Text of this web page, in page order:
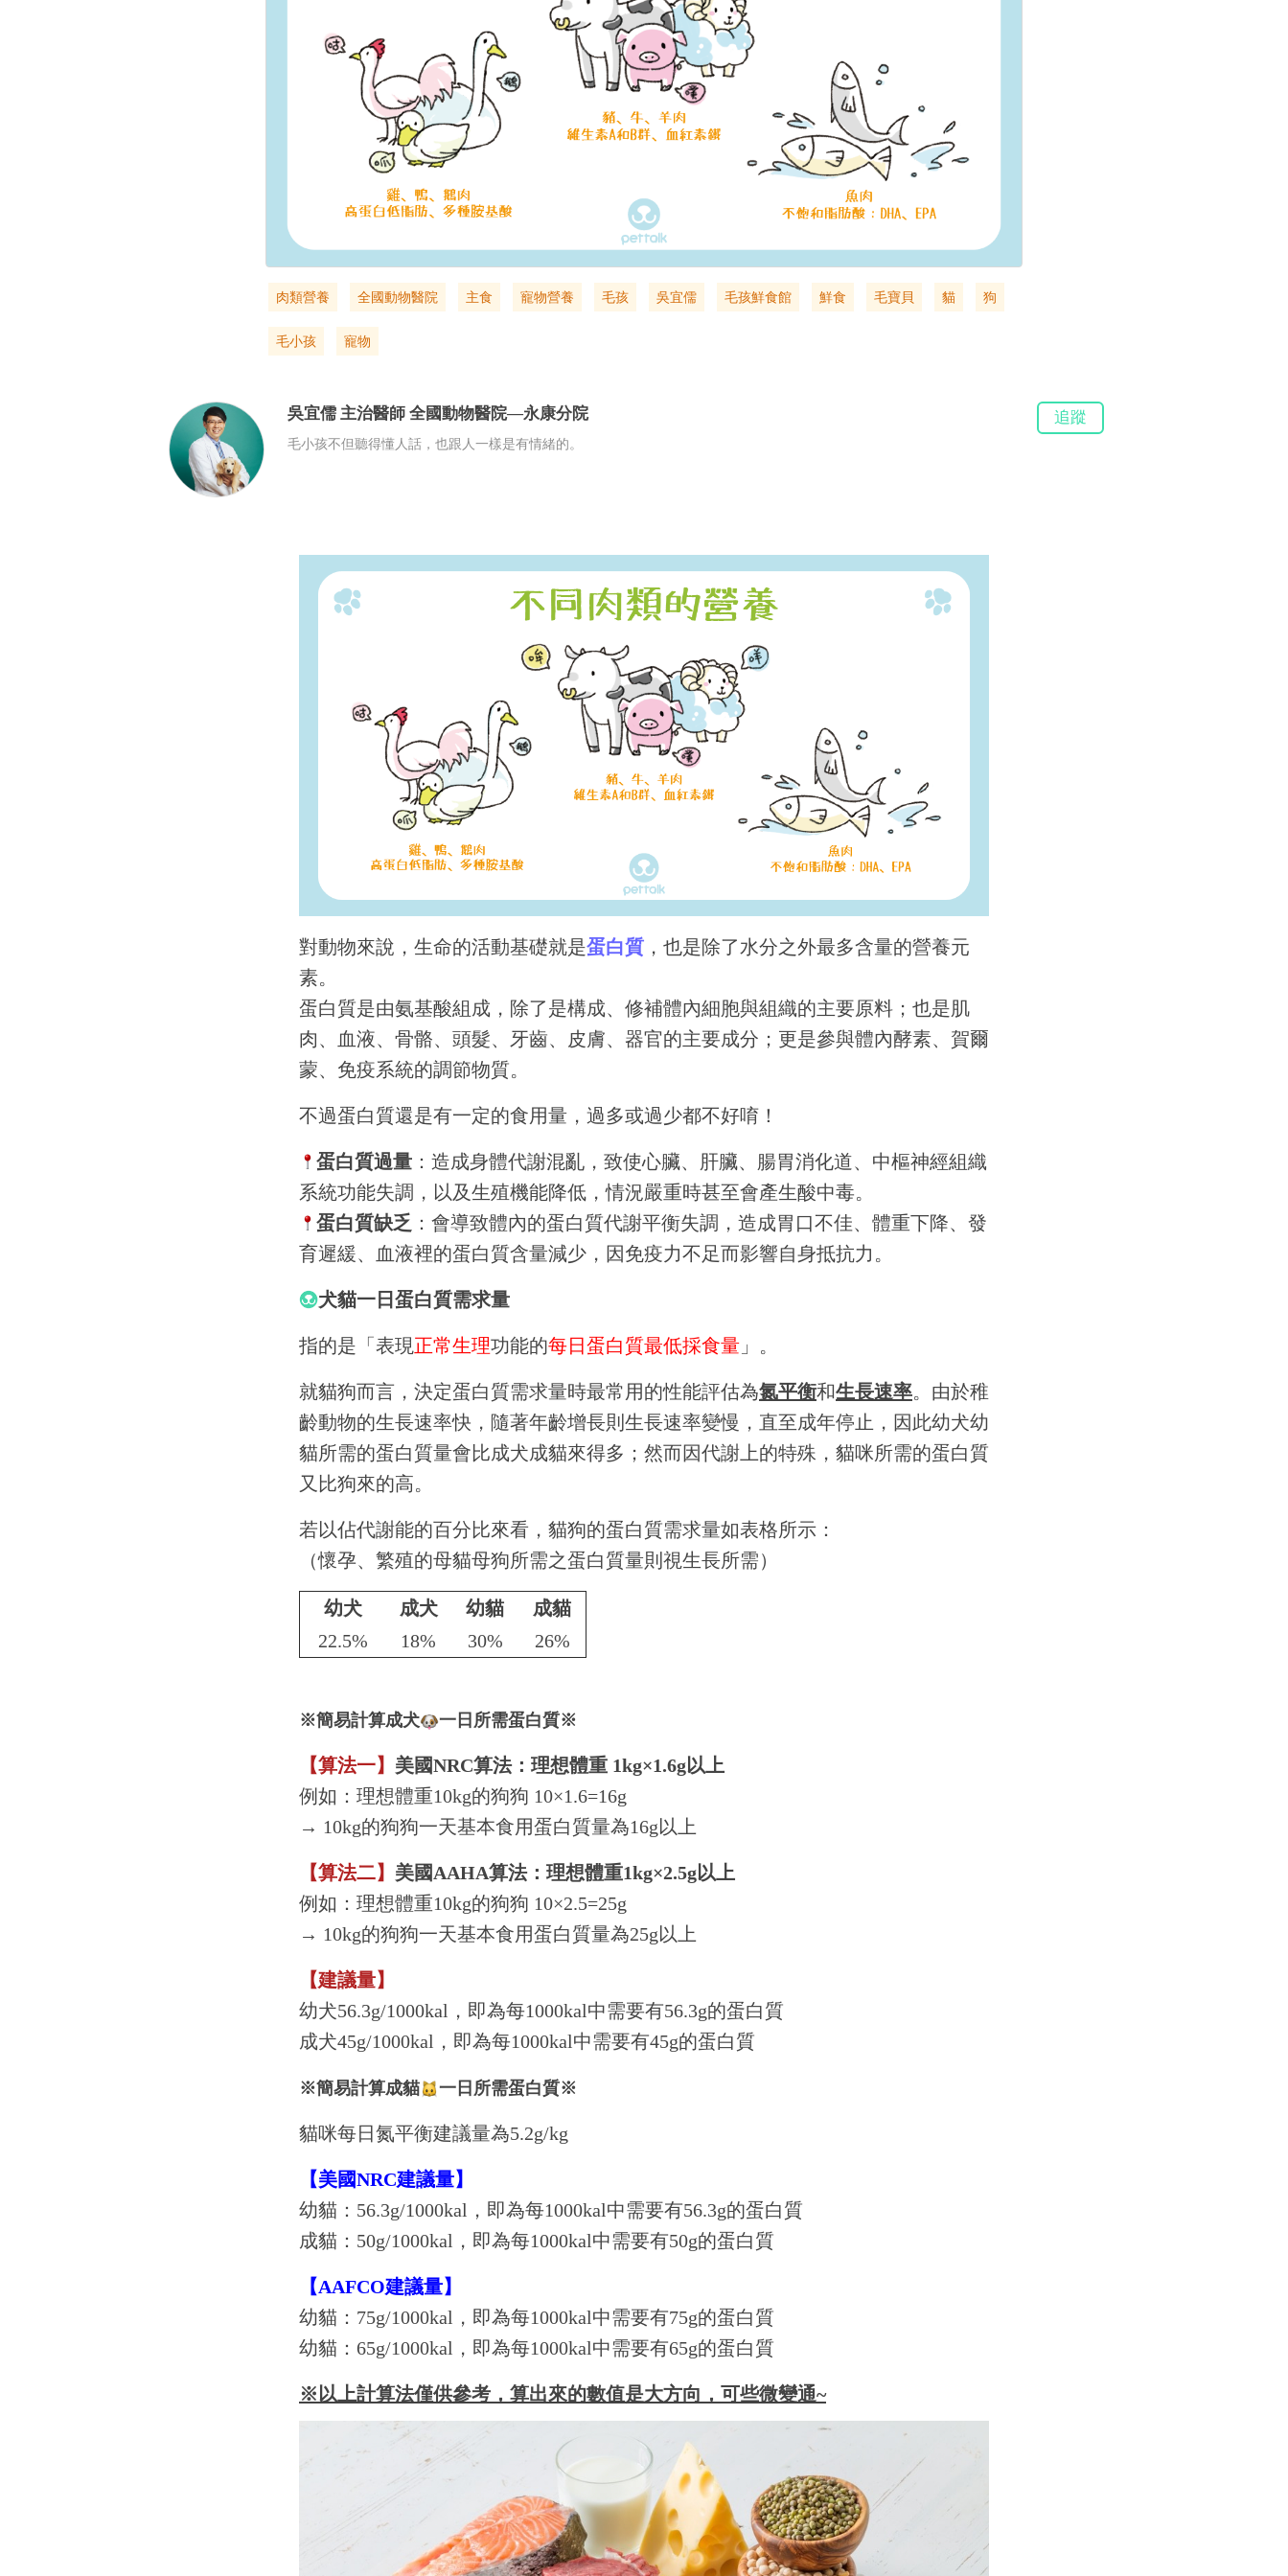
肉類營養 全國動物醫院 主食 寵物營養 毛孩 吳宜儒 毛孩鮮食館 鮮食 毛寶貝 貓 狗
毛小孩 寵物
吳宜儒 主治醫師 全國動物醫院—永康分院
毛小孩不但聽得懂人話，也跟人一樣是有情緒的。
追蹤
對動物來說，生命的活動基礎就是蛋白質 ，也是除了水分之外最多含量的營養元
素。
蛋白質是由氨基酸組成，除了是構成、修補體內細胞與組織的主要原料；也是肌
肉、血液、骨骼、頭髮、牙齒、皮膚、器官的主要成分；更是參與體內酵素、賀爾
蒙、免疫系統的調節物質。
不過蛋白質還是有一定的食用量，過多或過少都不好唷！
蛋白質過量 ：造成身體代謝混亂，致使心臟、肝臟、腸胃消化道、中樞神經組織
系統功能失調，以及生殖機能降低，情況嚴重時甚至會產生酸中毒。
蛋白質缺乏 ：會導致體內的蛋白質代謝平衡失調，造成胃口不佳、體重下降、發
育遲緩、血液裡的蛋白質含量減少，因免疫力不足而影響自身抵抗力。
犬貓一日蛋白質需求量
指的是「表現正常生理功能的每日蛋白質最低採食量 」。
就貓狗而言，決定蛋白質需求量時最常用的性能評估為氮平衡和生長速率。由於稚
齡動物的生長速率快，隨著年齡增長則生長速率變慢，直至成年停止，因此幼犬幼
貓所需的蛋白質量會比成犬成貓來得多；然而因代謝上的特殊，貓咪所需的蛋白質
又比狗來的高。
若以佔代謝能的百分比來看，貓狗的蛋白質需求量如表格所示：
（懷孕、繁殖的母貓母狗所需之蛋白質量則視生長所需）
幼犬 成犬 幼貓
成貓
22.5%
18% 30% 26%
※簡易計算成犬 一日所需蛋白質※
【算法一】 美國NRC算法：理想體重 1kg×1.6g以上
例如：理想體重10kg的狗狗 10×1.6=16g
→ 10kg的狗狗一天基本食用蛋白質量為16g以上
【算法二】 美國AAHA算法：理想體重1kg×2.5g以上
例如：理想體重10kg的狗狗 10×2.5=25g
→ 10kg的狗狗一天基本食用蛋白質量為25g以上
【建議量】
幼犬56.3g/1000kal，即為每1000kal中需要有56.3g的蛋白質
成犬45g/1000kal，即為每1000kal中需要有45g的蛋白質
※簡易計算成貓 一日所需蛋白質※
貓咪每日氮平衡建議量為5.2g/kg
【美國NRC建議量】
幼貓：56.3g/1000kal，即為每1000kal中需要有56.3g的蛋白質
成貓：50g/1000kal，即為每1000kal中需要有50g的蛋白質
【AAFCO建議量】
幼貓：75g/1000kal，即為每1000kal中需要有75g的蛋白質
幼貓：65g/1000kal，即為每1000kal中需要有65g的蛋白質
※以上計算法僅供參考，算出來的數值是大方向，可些微變通~